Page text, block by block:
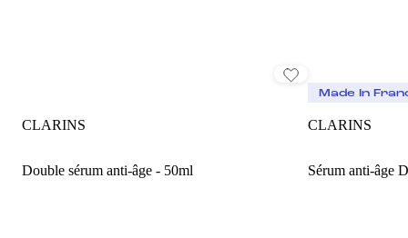
CLARINS
Double sérum anti-âge - 50ml
Made In
CLARINS
Sérum anti-âge